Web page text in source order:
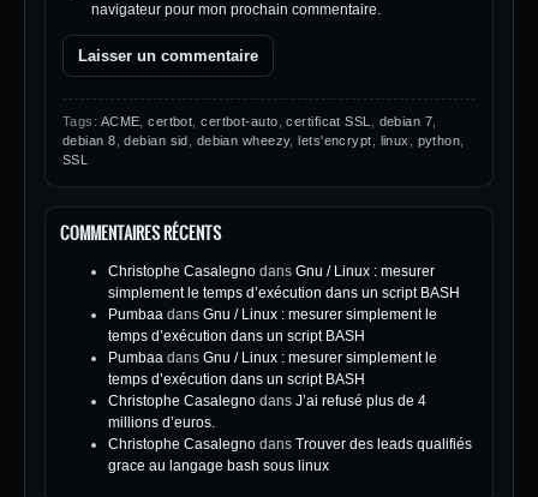
navigateur pour mon prochain commentaire.
Tags: ACME ,certbot ,certbot-auto ,certificat SSL debian 7
debian 8 ,debian sid debian wheezy,lets'encrypt linux python
SSL
COMMENTAIRES RÉCENTS
Christophe Casalegno dans Gnu / Linux : mesurer
simplement le temps d’exécution dans un script BASH
Pumbaa dans Gnu / Linux : mesurer simplement le
temps d’exécution dans un script BASH
Pumbaa dans Gnu / Linux : mesurer simplement le
temps d’exécution dans un script BASH
Christophe Casalegno dans J’ai refusé plus de 4
millions d’euros.
Christophe Casalegno dans Trouver des leads qualifiés
grace au langage bash sous linux